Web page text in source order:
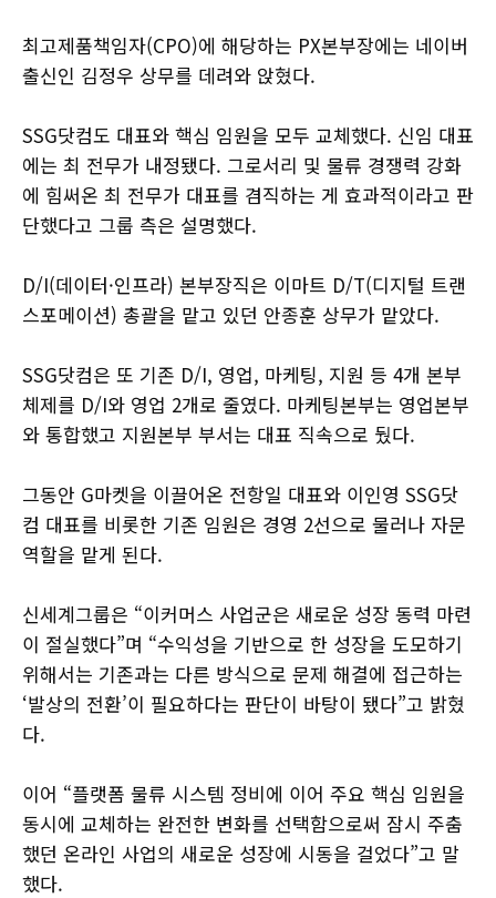
최고제품책임자(CPO)에 해당하는 PX본부장에는 네이버
출신인 김정우 상무를 데려와 앉혔다.
SSG닷컴도 대표와 핵심 임원을 모두 교체했다. 신임 대표
에는 최 전무가 내정됐다. 그로서리 및 물류 경쟁력 강화
에 힘써온 최 전무가 대표를 겸직하는 게 효과적이라고 판
단했다고 그룹 측은 설명했다.
D/I(데이터·인프라) 본부장직은 이마트 D/T(디지털 트랜
스포메이션) 총괄을 맡고 있던 안종훈 상무가 맡았다.
SSG닷컴은 또 기존 D/I, 영업, 마케팅, 지원 등 4개 본부
체제를 D/I와 영업 2개로 줄였다. 마케팅본부는 영업본부
와 통합했고 지원본부 부서는 대표 직속으로 뒀다.
그동안 G마켓을 이끌어온 전항일 대표와 이인영 SSG닷
컴 대표를 비롯한 기존 임원은 경영 2선으로 물러나 자문
역할을 맡게 된다.
신세계그룹은 “이커머스 사업군은 새로운 성장 동력 마련
이 절실했다”며 “수익성을 기반으로 한 성장을 도모하기
위해서는 기존과는 다른 방식으로 문제 해결에 접근하는
‘발상의 전환’이 필요하다는 판단이 바탕이 됐다”고 밝혔
다.
이어 “플랫폼 물류 시스템 정비에 이어 주요 핵심 임원을
동시에 교체하는 완전한 변화를 선택함으로써 잠시 주춤
했던 온라인 사업의 새로운 성장에 시동을 걸었다”고 말
했다.